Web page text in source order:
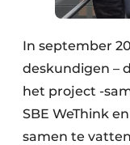
In september
deskundigen –
het project -
SBE WeThink
samen te